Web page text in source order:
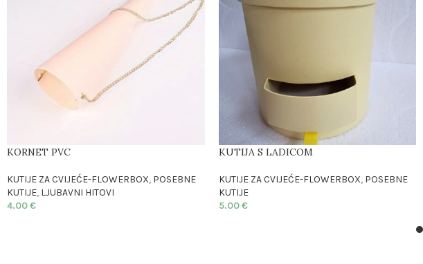
KORNET PVC
KUTIJE ZA CVIJEĆE-FLOWERBOX, POSEBNE
KUTIJE, LJUBAVNI HITOVI
4.00€
KUTIJA S LADICOM
KUTIJE ZA CVIJEĆE-FLOWERBOX, POSEBNE
KUTIJE
5.00€